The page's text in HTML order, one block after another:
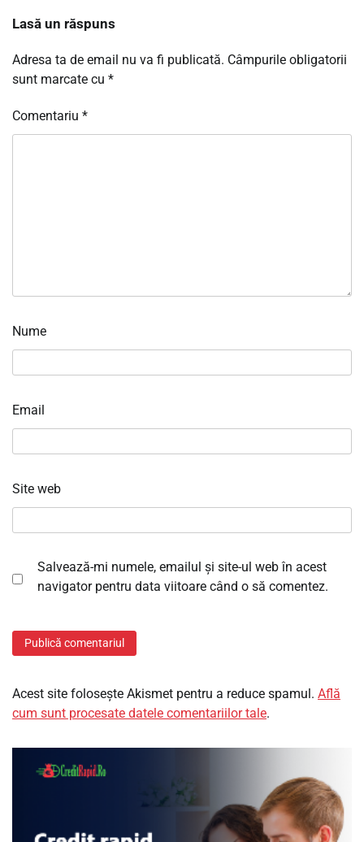
Lasă un răspuns
Adresa ta de email nu va fi publicată. Câmpurile obligatorii
sunt marcate cu *
Comentariu *
Nume
Email
Site web
Salvează-mi numele, emailul și site-ul web în acest
navigator pentru data viitoare când o să comentez.
Acest site folosește Akismet pentru a reduce spamul. Află
cum sunt procesate datele comentariilor tale.